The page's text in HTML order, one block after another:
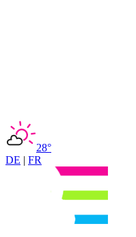
28°
DE | FR